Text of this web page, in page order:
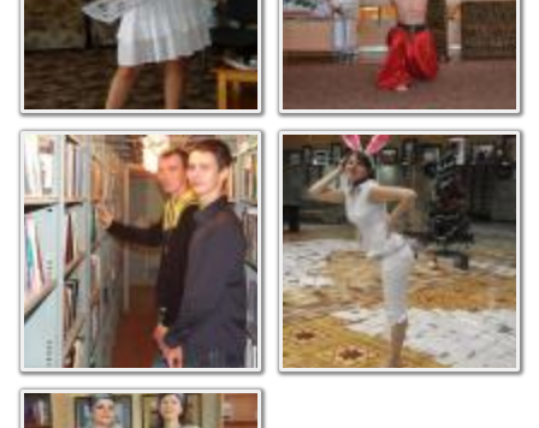
Фото М.С. Макарюка
Ми не заблукали,
просто тренуємось...
Фото М.С. Макарюка
Бібліотечний кролик на
Піксельній ялинці. Фото
М.С. Макарюка
Завжди привітно та